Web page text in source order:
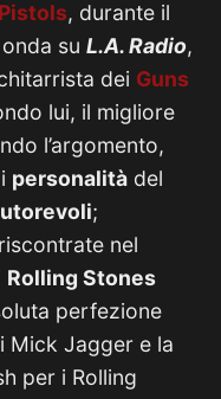
, durante il
su L.A. Radio,
dei Guns
lui, il migliore
l’argomento,
personalità del
;
nel
Rolling Stones
perfezione
Mick Jagger e la
per i Rolling